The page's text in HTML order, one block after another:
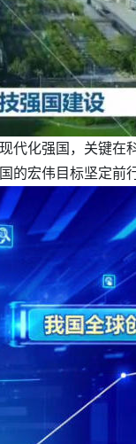
代化强国，关键在
的宏伟目标坚定前